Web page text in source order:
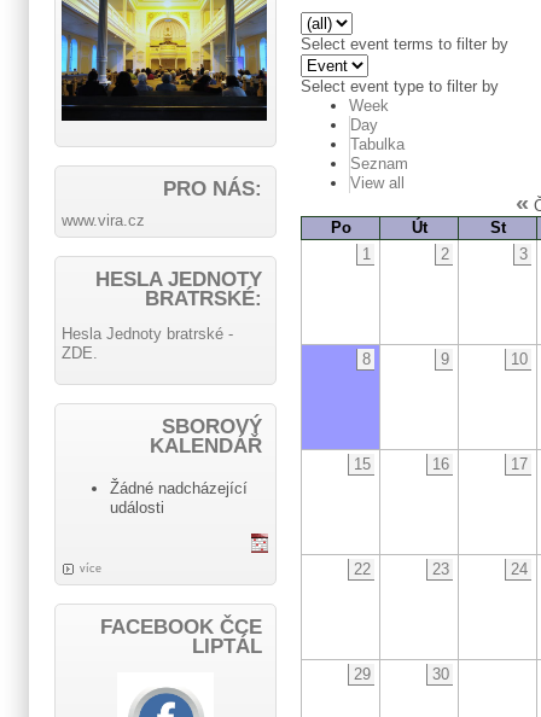
Select event terms to filter by
Select event type to filter by
Week
Day
Tabulka
Seznam
View all
«
Po
Út
St
1
2 3
8 9 10
15 16 17
22 23 24
29 30
PRO NÁS:
www.vira.cz
HESLA JEDNOTY
BRATRSKÉ:
Hesla Jednoty bratrské -
ZDE.
SBOROVÝ
KALENDÁŘ
Žádné nadcházející
události
více
FACEBOOK ČCE
LIPTÁL